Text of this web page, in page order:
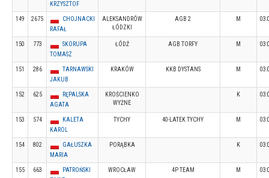
KRZYSZTOF
149 2675
CHOJNACKI
RAFAŁ
ALEKSANDRÓW
ŁÓDZKI
AGB 2 M
150 773
SKORUPA
TOMASZ
ŁÓDŹ AGB TORFY M
151 286
TARNAWSKI
JAKUB
KRAKÓW KKB DYSTANS M
152 625
RĘPALSKA
AGATA
KROŚCIENKO
WYŻNE
K
153 574
KALETA
KAROL
TYCHY 40-LATEK TYCHY M
154 802
GAŁUSZKA
MARIA
PORĄBKA K
155 663
PATROŃSKI
WROCŁAW 4P TEAM M